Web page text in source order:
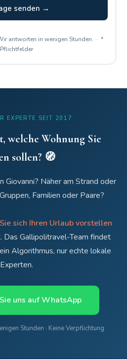
senden →
antworten in wenigen Stunden. · *
Pflichtfelder
EXPERTE SEIT 2017
welche Wohnung Sie
sollen? 🧭
Giovanni? Näher am Strand oder
Familien oder Paare?
sich Ihren Urlaub vorstellen
Das Gallipolitravel-Team findet
Algorithmus, nur echte lokale
Experten.
uns auf WhatsApp
Stunden · Keine Verpflichtung